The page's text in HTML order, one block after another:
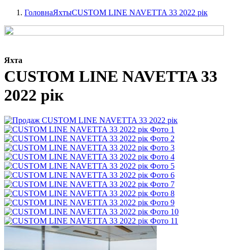
ГоловнаЯхтыCUSTOM LINE NAVETTA 33 2022 рік
Яхта
CUSTOM LINE NAVETTA 33
2022 рік